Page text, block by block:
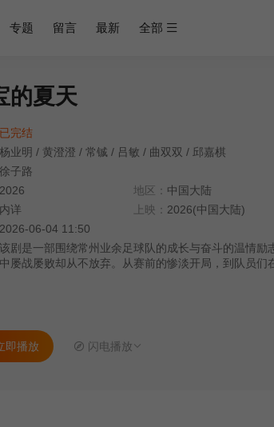
专题 留言 最新 全部
的夏天
已完结
杨业明 / 黄澄澄 / 常铖 / 吕敏 / 曲双双 / 邱嘉棋
徐子路
2026 地区： 中国大陆
内详 上映： 2026(中国大陆)
2026-06-04 11:50
该剧是一部围绕常州业余足球队的成长与奋斗的温情
中屡战屡败却从不放弃。从赛前的惨淡开局，到队员们
即播放 闪电播放